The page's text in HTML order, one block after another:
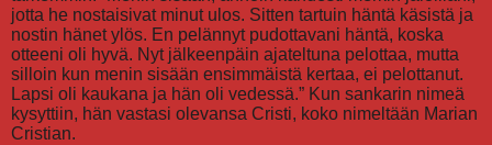
jotta he nostaisivat minut ulos. Sitten tartuin häntä käsistä ja
nostin hänet ylös. En pelännyt pudottavani häntä, koska
otteeni oli hyvä. Nyt jälkeenpäin ajateltuna pelottaa, mutta
silloin kun menin sisään ensimmäistä kertaa, ei pelottanut.
Lapsi oli kaukana ja hän oli vedessä.” Kun sankarin nimeä
kysyttiin, hän vastasi olevansa Cristi, koko nimeltään Marian
Cristian.